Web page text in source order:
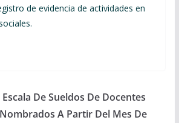
de evidencia de actividades en
De Sueldos De Docentes
A Partir Del Mes De